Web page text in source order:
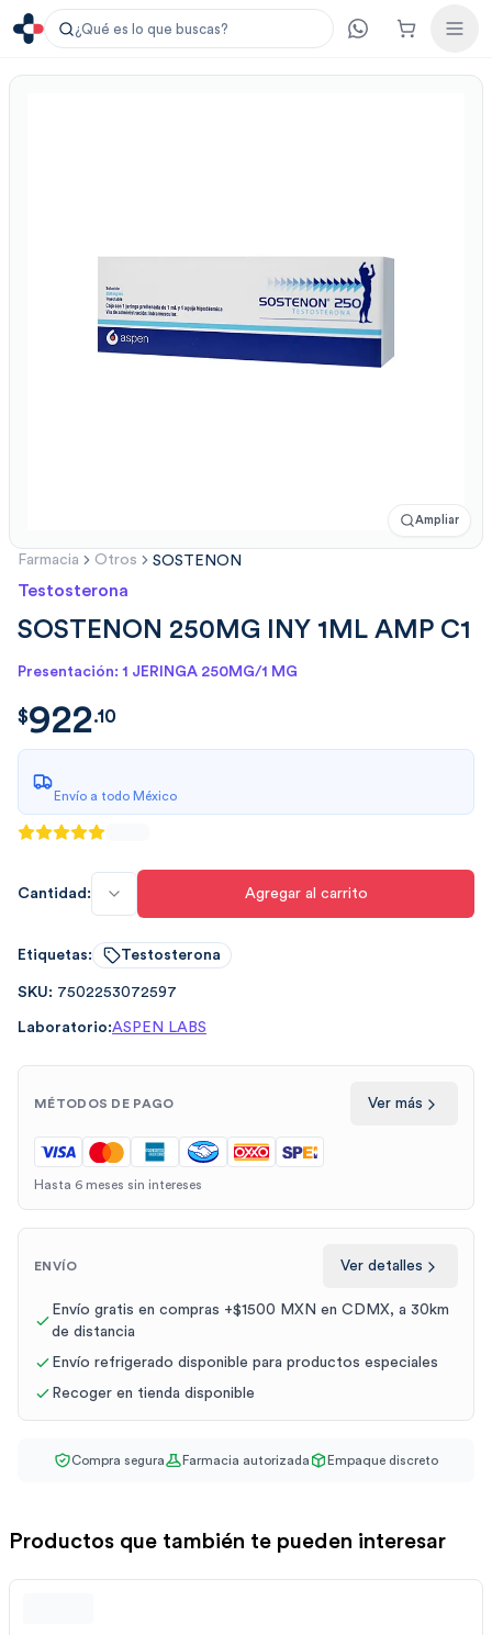
¿Qué es lo que buscas?
Ampliar
Farmacia Otros SOSTENON
Testosterona
SOSTENON 250MG INY 1ML AMP C1
Presentación: 1 JERINGA 250MG/1 MG
$922.1023
$922.10
Envío a todo México
Cantidad: Agregar al carrito
Etiquetas: Testosterona
SKU: 7502253072597
Laboratorio:ASPEN LABS
MÉTODOS DE PAGO Ver más
Hasta 6 meses sin intereses
ENVÍO Ver detalles
Envío gratis en compras +$1500 MXN en CDMX, a 30km
de distancia
Envío refrigerado disponible para productos especiales
Recoger en tienda disponible
Compra segura Farmacia autorizada Empaque discreto
Productos que también te pueden interesar